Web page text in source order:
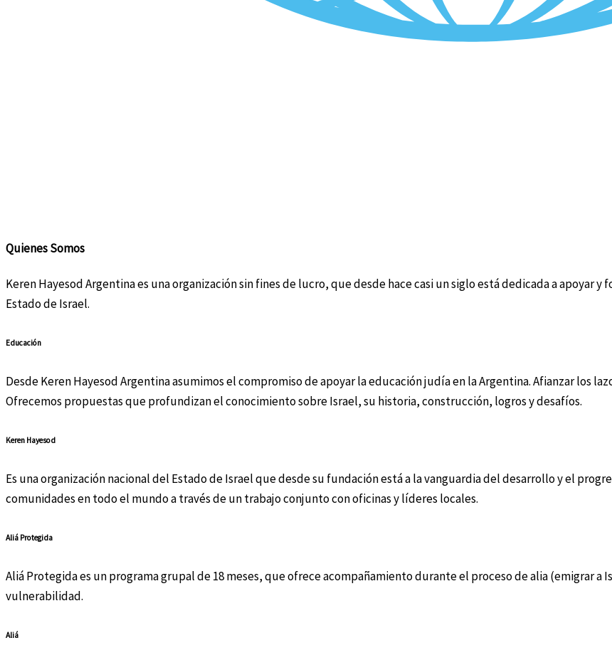
Quienes Somos
Keren Hayesod Argentina es una organización sin fines de lucro, que desde hace casi un siglo está dedicada a
Estado de Israel.
Educación
Desde Keren Hayesod Argentina asumimos el compromiso de apoyar la educación judía en la Argentina. Afianzar los
Ofrecemos propuestas que profundizan el conocimiento sobre Israel, su historia, construcción, logros y desafíos.
Keren Hayesod
Es una organización nacional del Estado de Israel que desde su fundación está a la vanguardia del desarrollo y el
comunidades en todo el mundo a través de un trabajo conjunto con oficinas y líderes locales.
Aliá Protegida
Aliá Protegida es un programa grupal de 18 meses, que ofrece acompañamiento durante el proceso de alia (emigrar a
vulnerabilidad.
Aliá